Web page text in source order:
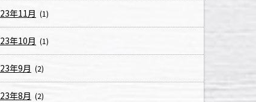
年11月 (1)
年10月 (1)
年9月 (2)
年8月 (2)